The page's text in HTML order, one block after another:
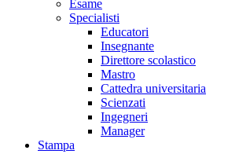
Esame
Specialisti
Educatori
Insegnante
Direttore scolastico
Mastro
Cattedra universitaria
Scienzati
Ingegneri
Manager
Stampa